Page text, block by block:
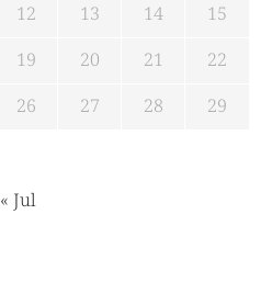
12 13 14
15
19 20 21
22
26 27 28
29
« Jul